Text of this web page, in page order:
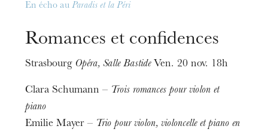
En écho auParadis et la Péri
Romances et confidences
Strasbourg Opéra, Salle BastideVen. 20 nov. 18h
Clara Schumann – Trois romances pour violon et
piano
Emilie Mayer – Trio pour violon, violoncelle et piano en